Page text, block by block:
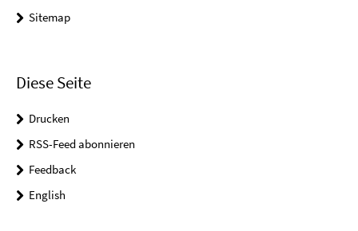
Sitemap
Diese Seite
Drucken
RSS-Feed abonnieren
Feedback
English